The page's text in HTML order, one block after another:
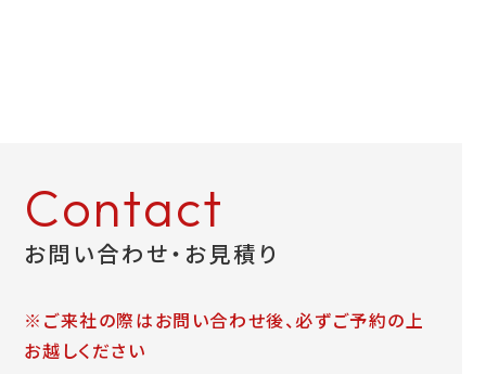
Contact
お問い合わせ・お見積り
※ご来社の際はお問い合わせ後、必ずご予約の上
お越しください